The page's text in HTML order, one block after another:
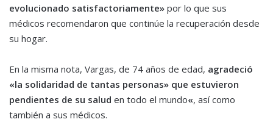
evolucionado satisfactoriamente» por lo que sus
médicos recomendaron que continúe la recuperación desde
su hogar.
En la misma nota, Vargas, de 74 años de edad, agradeció
«la solidaridad de tantas personas» que estuvieron
pendientes de su salud en todo el mundo«, así como
también a sus médicos.